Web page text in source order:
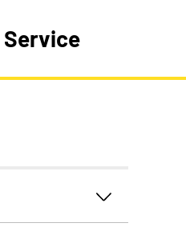
Service